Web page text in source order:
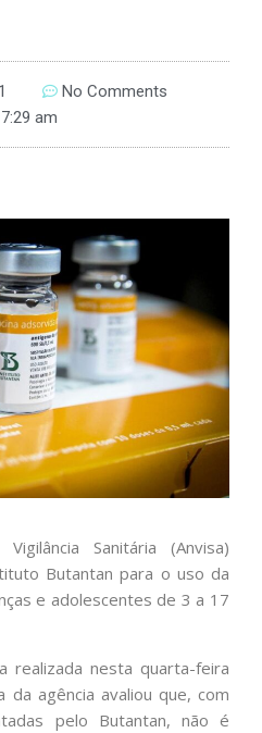
No Comments
7:29 am
Sanitária (Anvisa)
Butantan para o uso da
e adolescentes de 3 a 17
realizada nesta quarta-feira
da agência avaliou que, com
pelo Butantan, não é